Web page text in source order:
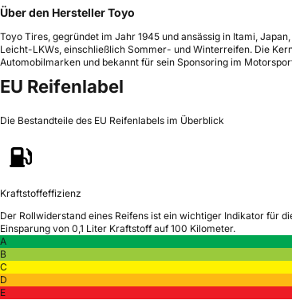
Über den Hersteller Toyo
Toyo Tires, gegründet im Jahr 1945 und ansässig in Itami,
Leicht-LKWs, einschließlich Sommer- und Winterreifen. Die
Automobilmarken und bekannt für sein Sponsoring im
EU Reifenlabel
Die Bestandteile des EU Reifenlabels im Überblick
Kraftstoffeffizienz
Der Rollwiderstand eines Reifens ist ein wichtiger Indikator für
Einsparung von 0,1 Liter Kraftstoff auf 100 Kilometer.
A
B
C
D
E